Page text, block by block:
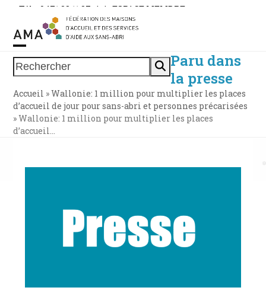
Skip
content
Tél. : 0471 38 11 37 | | ESPACE MEMBRE
Rechercher
Open
mobile
menu
Close
mobile
menu
Paru dans
la presse
Accueil »Wallonie: 1 million pour multiplier les places
d’accueil de jour pour sans-abri et personnes précarisées
»Wallonie: 1 million pour multiplier les places
d’accueil…